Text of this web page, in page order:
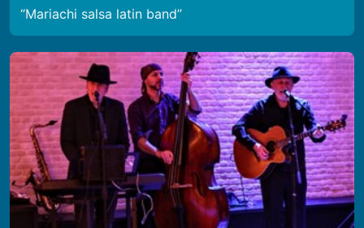
Mariachi salsa latin band